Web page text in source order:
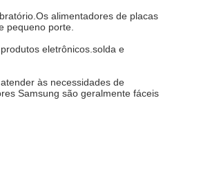
alimentadores de placas
pequeno porte.
eletrônicos.solda e
às necessidades de
Samsung são geralmente fáceis